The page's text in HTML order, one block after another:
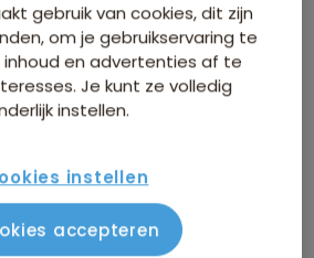
gebruik van cookies, dit zijn
om je gebruikservaring te
en advertenties af te
Je kunt ze volledig
instellen.
instellen
accepteren